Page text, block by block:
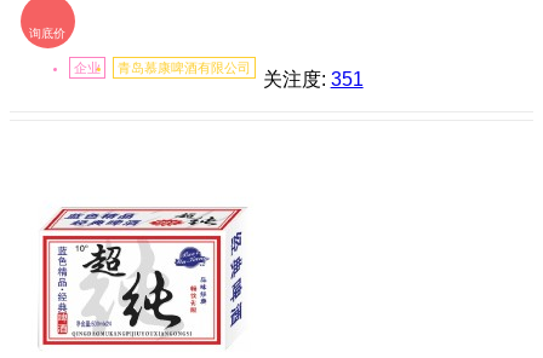
询底价
企业 青岛慕康啤酒有限公司
关注度: 351